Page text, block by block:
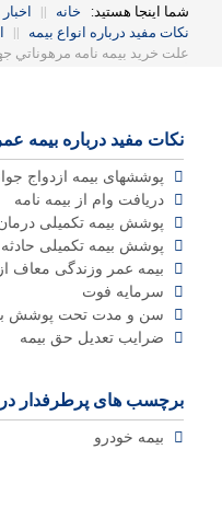
شما اینجا هستید: خانه ||
نکات مفید درباره انواع بیمه
||
علت خريد بيمه نامه
نکات مفید درباره بیمه عمر
پوششهای بیمه ازدواج
دریافت وام از بیمه نامه
پوشش بیمه تکمیلی
پوشش بیمه تکمیلی حادثه
بیمه عمر وزندگی معاف
سرمایه فوت
سن و مدت تحت پوشش
ضرایب تعدیل حق بیمه
برچسب های پرطرفدار
بیمه خودرو